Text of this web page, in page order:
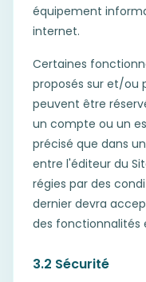
équipement
internet.
Certaines
proposés sur et/ou
peuvent être
un compte ou un
précisé que dans
entre l'éditeur du
régies par des
dernier devra
des fonctionnalités
3.2 Sécurité